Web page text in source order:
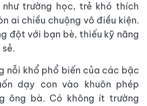
trường học, trẻ khó thích
ai chiều chuộng vô điều kiện.
đột với bạn bè, thiếu kỹ năng
nỗi khổ phổ biến của các bậc
dạy con vào khuôn phép
ông bà. Có không ít trường